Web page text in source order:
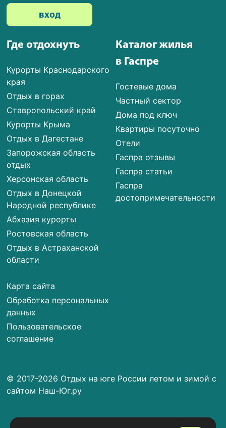
Где отдохнуть
Курорты Краснодарского
края
Отдых в горах
Ставропольский край
Курорты Крыма
Отдых в Дагестане
Запорожская область
отдых
Херсонская область
Отдых в Донецкой
Народной республике
Абхазия курорты
Ростовская область
Отдых в Астраханской
области
Карта сайта
Обработка персональных
данных
Пользовательское
соглашение
Каталог жилья
в Гаспре
Гостевые дома
Частный сектор
Дома под ключ
Квартиры посуточно
Отели
Гаспра отзывы
Гаспра статьи
Гаспра
достопримечательности
вход
© 2017-2026 Отдых на юге России летом и зимой с
сайтом Наш-Юг.ру